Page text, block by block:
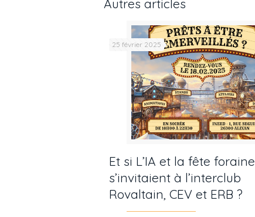
Autres articles
25 février 2025
Et si L’IA et la fête foraine
s’invitaient à l’interclub
Rovaltain, CEV et ERB ?